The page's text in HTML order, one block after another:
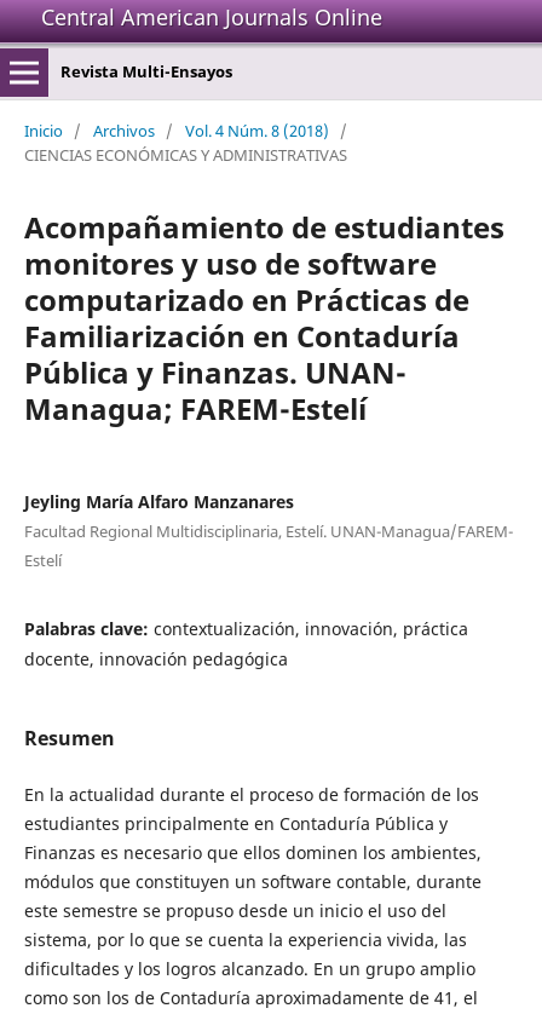
Central American Journals Online
Revista Multi-Ensayos
Inicio / Archivos / Vol. 4 Núm. 8 (2018)
/
CIENCIAS ECONÓMICAS Y ADMINISTRATIVAS
Acompañamiento de estudiantes
monitores y uso de software
computarizado en Prácticas de
Familiarización en Contaduría
Pública y Finanzas. UNAN-
Managua; FAREM-Estelí
Jeyling María Alfaro Manzanares
Facultad Regional Multidisciplinaria, Estelí. UNAN-Managua/FAREM-
Estelí
Palabras clave: contextualización, innovación, práctica
docente, innovación pedagógica
Resumen
En la actualidad durante el proceso de formación de los
estudiantes principalmente en Contaduría Pública y
Finanzas es necesario que ellos dominen los ambientes,
módulos que constituyen un software contable, durante
este semestre se propuso desde un inicio el uso del
sistema, por lo que se cuenta la experiencia vivida, las
dificultades y los logros alcanzado. En un grupo amplio
como son los de Contaduría aproximadamente de 41, el